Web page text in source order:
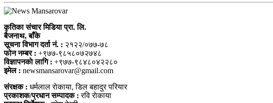
कृतिका संचार मिडिया प्रा. लि.
बैजनाथ, बाँके
सूचना विभाग दर्ता नं. : २१२२/०७७-७८
फोन नम्बर : +९७७-९८५८०७२७४८
विज्ञापनकाे लागि : +९७७-९८४८०४२२८०
इमेल : newsmansarovar@gmail.com
संरक्षक : धर्मलाल राेकाया, डिल बहादुर परियार
प्रकाशक/प्रधान सम्पादक : रवि राेकाया